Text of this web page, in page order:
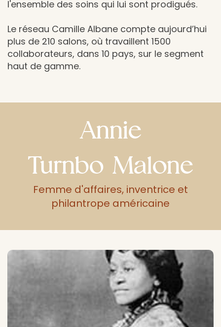
l'ensemble des soins qui lui sont prodigués.
Le réseau Camille Albane compte aujourd’hui
plus de 210 salons, où travaillent 1500
collaborateurs, dans 10 pays, sur le segment
haut de gamme.
Annie
Turnbo Malone
Femme d'affaires, inventrice et
philantrope américaine